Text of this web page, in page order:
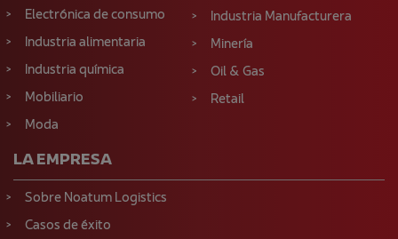
Electrónica de consumo
Industria alimentaria
Industria química
Mobiliario
Moda
Industria Manufacturera
Minería
Oil & Gas
Retail
LA EMPRESA
Sobre Noatum Logistics
Casos de éxito